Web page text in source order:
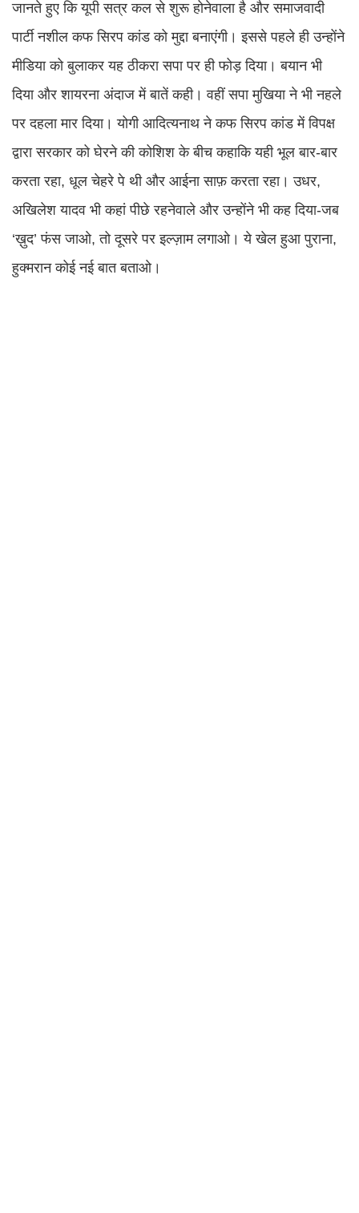
जानते हुए कि यूपी सत्र कल से शुरू होनेवाला है और समाजवादी
पार्टी नशील कफ सिरप कांड को मुद्दा बनाएंगी। इससे पहले ही उन्होंने
मीडिया को बुलाकर यह ठीकरा सपा पर ही फोड़ दिया। बयान भी
दिया और शायरना अंदाज में बातें कही। वहीं सपा मुखिया ने भी नहले
पर दहला मार दिया। योगी आदित्यनाथ ने कफ सिरप कांड में विपक्ष
द्वारा सरकार को घेरने की कोशिश के बीच कहाकि यही भूल बार-बार
करता रहा, धूल चेहरे पे थी और आईना साफ़ करता रहा। उधर,
अखिलेश यादव भी कहां पीछे रहनेवाले और उन्होंने भी कह दिया-जब
‘ख़ुद’ फंस जाओ, तो दूसरे पर इल्ज़ाम लगाओ। ये खेल हुआ पुराना,
हुक्मरान कोई नई बात बताओ।